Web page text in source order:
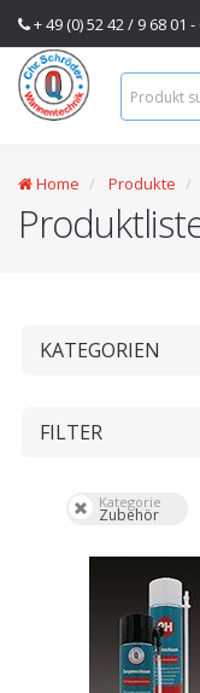
+ 49 (0) 52 42 / 9 68 01 -
Home Produkte
KATEGORIEN
FILTER
Kategorie
Zubehör